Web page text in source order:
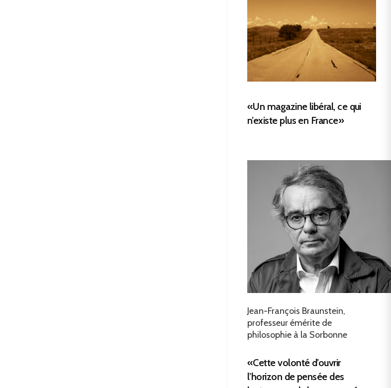
«Un magazine libéral, ce qui
n’existe plus en France»
Jean-François Braunstein,
professeur émérite de
philosophie à la Sorbonne
«Cette volonté d’ouvrir
l’horizon de pensée des